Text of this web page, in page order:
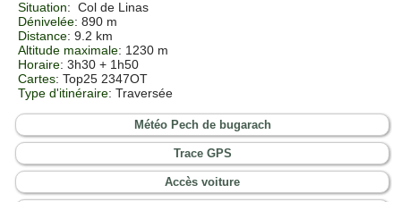
Situation: Col de Linas
Dénivelée: 890 m
Distance: 9.2 km
Altitude maximale: 1230 m
Horaire: 3h30 + 1h50
Cartes: Top25 2347OT
Type d'itinéraire: Traversée
Météo Pech de bugarach
Trace GPS
Accès voiture